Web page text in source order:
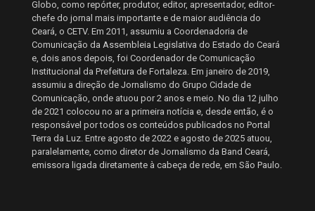
Globo, como repórter, produtor, editor, apresentador, editor-
chefe do jornal mais importante e de maior audiência do
Ceará, o CETV. Em 2011, assumiu a Coordenadoria de
Comunicação da Assembleia Legislativa do Estado do Ceará
e, dois anos depois, foi Coordenador de Comunicação
Institucional da Prefeitura de Fortaleza. Em janeiro de 2019,
assumiu a direção de Jornalismo do Grupo Cidade de
Comunicação, onde atuou por 2 anos e meio. No dia 12 julho
de 2021 colocou no ar a primeira notícia e, desde então, é o
responsável por todos os conteúdos publicados no Portal
Terra da Luz. Entre agosto de 2022 e agosto de 2025 atuou,
paralelamente, como diretor de Jornalismo da Band Ceará,
emissora ligada diretamente à cabeça de rede, em São Paulo.